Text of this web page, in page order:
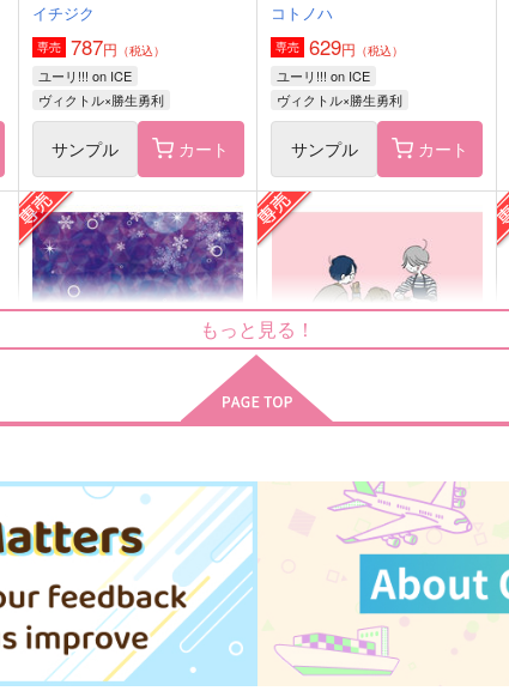
colorful box
one day,
noisette＋
865
ヴィクトル×勝生勇利
イチジク
専売 787円 （税込）
ユーリ!!! on ICE
ヴィクトル×勝生勇利
サンプル カート
コトノハ
専売 629円 （税込）
ユーリ!!! on ICE
ヴィクトル×勝生勇利
サンプル カート
The Final Season, and then
…
Maison de Lune
2,357円 （税込）
ユーリ!!! on ICE
ヴィクトル×勝生勇利
マッカチンとワークショップ
（税込）
ユーリ!!! on ICE
ヴィクトル×勝生勇利
もっと見る！